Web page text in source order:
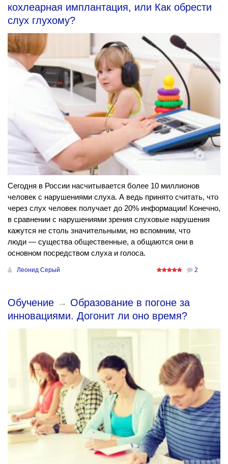
кохлеарная имплантация, или Как обрести
слух глухому?
Сегодня в России насчитывается более 10 миллионов
человек с нарушениями слуха. А ведь принято считать, что
через слух человек получает до 20% информации! Конечно,
в сравнении с нарушениями зрения слуховые нарушения
кажутся не столь значительными, но вспомним, что
люди — существа общественные, а общаются они в
основном посредством слуха и голоса.
Леонид Серый 2
Обучение → Образование в погоне за
инновациями. Догонит ли оно время?